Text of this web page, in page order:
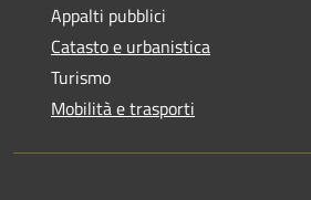
Appalti pubblici
Catasto e urbanistica
Turismo
Mobilità e trasporti